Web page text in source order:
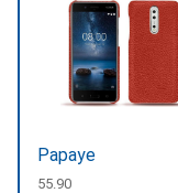
Papaye
CHF
55.90